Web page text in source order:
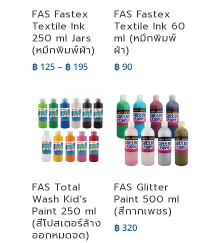
Select
Options
FAS Fastex
Textile Ink
250 ml Jars
(หมึกพิมพ์ผ้า)
฿ 125 – ฿ 195
through
฿ 195
Select
Options
FAS Fastex
Textile Ink 60
ml (หมึกพิมพ์
ผ้า)
฿90
Select
Options
FAS Total
Wash Kid’s
Paint 250 ml
(สีโปสเตอร์ล้าง
ออกหมดจด)
Select
Options
FAS Glitter
Paint 500 ml
(สีกากเพชร)
฿320